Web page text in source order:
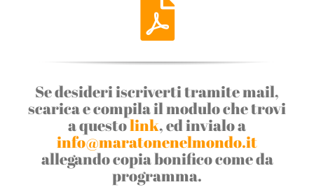
Se desideri iscriverti tramite mail,
scarica e compila il modulo che trovi
a questolink, ed invialo a
info@maratonenelmondo.it
allegando copia bonifico come da
programma.